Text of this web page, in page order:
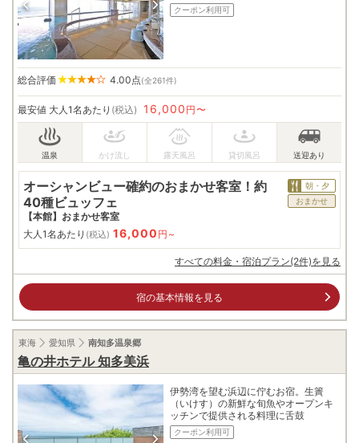
クーポン利用可
総合評価 4.00点(全261件)
最安値 大人1名あたり (税込) 16,000 円〜
オーシャンビュー確約のおまかせ客室！約
40種ビュッフェ
【本館】おまかせ客室
朝・夕
おまかせ
大人1名あたり (税込) 16,000 円~
すべての料金・宿泊プラン(2件)を見る
宿の基本情報を見る
東海 愛知県 南知多温泉郷
亀の井ホテル 知多美浜
伊勢湾を望む浜辺に佇むお宿。生簀
（いけす）の新鮮な旬魚やオープンキ
ッチンで提供される料理に舌鼓
クーポン利用可